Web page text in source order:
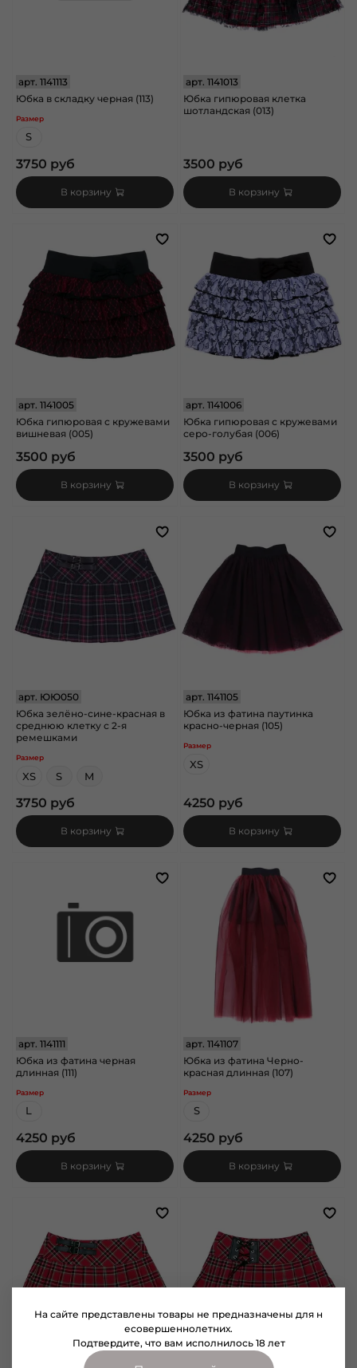
арт. 1141113
Юбка в складку черная (113)
Размер
S
3750 руб
В корзину
арт.1141013
Юбка гипюровая клетка
шотландская (013)
3500 руб
В корзину
арт. 1141005
Юбка гипюровая с кружевами
вишневая (005)
3500 руб
В корзину
арт.1141006
Юбка гипюровая с кружевами
серо-голубая (006)
3500 руб
В корзину
арт. ЮЮ050
Юбка зелёно-сине-красная в
среднюю клетку с 2-я
ремешками
Размер
XS S M
3750 руб
В корзину
арт.1141105
Юбка из фатина паутинка
красно-черная (105)
Размер
XS
4250 руб
В корзину
арт. 1141111
Юбка из фатина черная
длинная (111)
Размер
L
4250 руб
В корзину
арт.1141107
Юбка из фатина Черно-
красная длинная (107)
Размер
S
4250 руб
В корзину
На сайте представлены товары не предназначены для н
есовершеннолетних.
Подтвердите, что вам исполнилось 18 лет